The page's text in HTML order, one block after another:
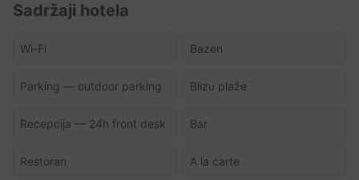
Sadržaji hotela
Wi-Fi Bazen
Parking — outdoor parking Blizu plaže
Recepcija — 24h front desk Bar
Restoran A la carte